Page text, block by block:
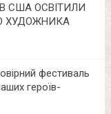
США ОСВІТИЛИ
ХУДОЖНИКА
фестиваль
героїв-